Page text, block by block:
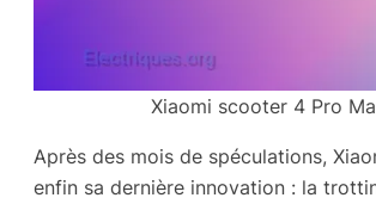
Xiaomi scooter 4 Pro
Après des mois de spéculations,
enfin sa dernière innovation : la